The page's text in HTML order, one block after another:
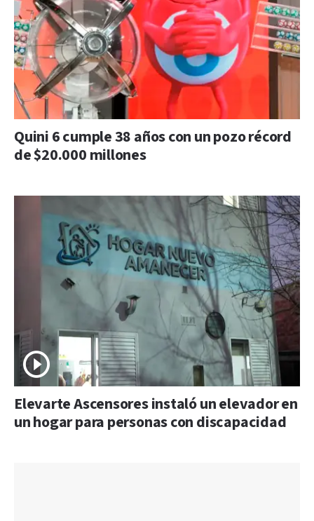
Quini 6 cumple 38 años con un pozo récord
de $20.000 millones
Elevarte Ascensores instaló un elevador en
un hogar para personas con discapacidad